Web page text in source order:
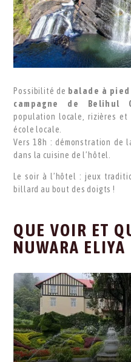
Possibilité de balade à
campagne de Belihul
population locale, rizières
école locale.
Vers 18h : démonstration de
dans la cuisine de l’hôtel.
Le soir à l’hôtel : jeux
billard au bout des doigts !
QUE VOIR ET
NUWARA ELIYA